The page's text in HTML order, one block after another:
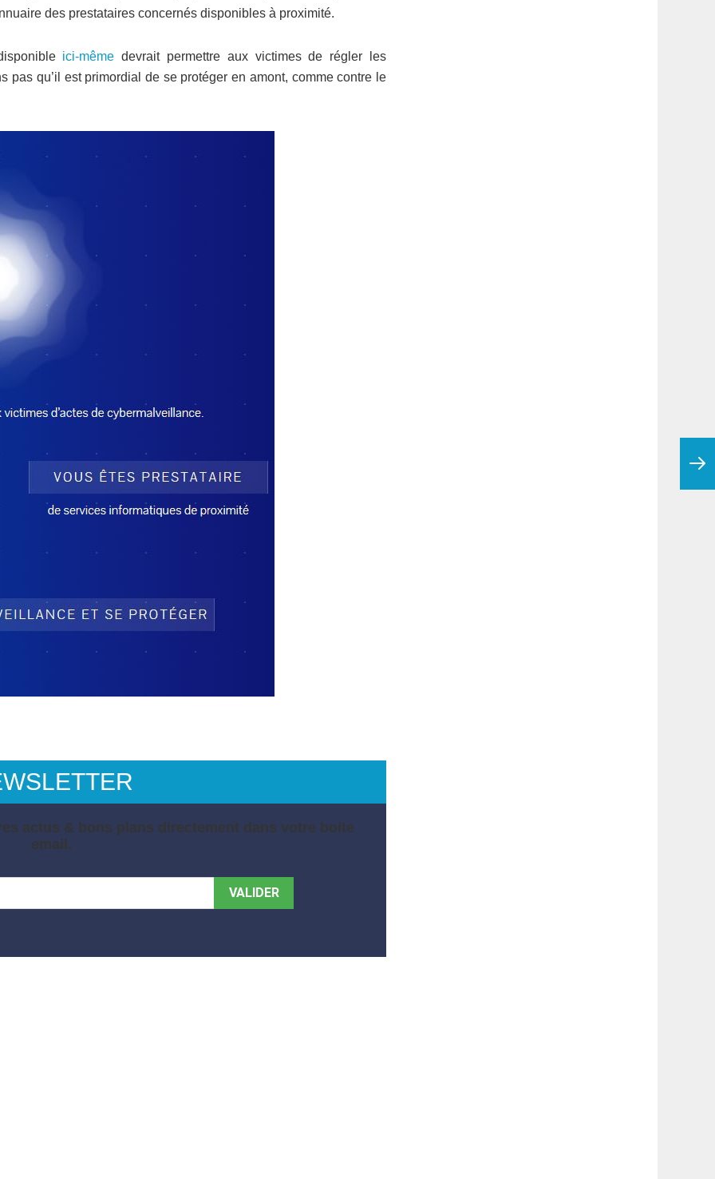
des prestataires concernés disponibles à proximité.
ici-même devrait permettre aux victimes de régler les
pas qu’il est primordial de se protéger en amont, comme contre le
actus & bons plans directement dans votre boite
email.